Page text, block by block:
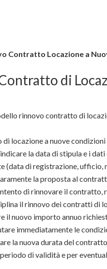
Contratto Locazione a
di
rinnovo contratto di
locazione a nuove
la data di stipula e i
(data di registrazione, ufficio,
la proposta al
di rinnovare il contratto,
il rinnovo dei contratti di
il nuovo importo annuo
immediatamente le
la nuova durata del
di validità e per